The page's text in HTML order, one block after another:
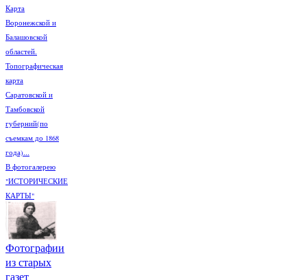
Карта
Воронежской и
Балашовской
областей.
Топографическая
карта
Саратовской и
Тамбовской
губерний(по
съемкам до 1868
года)...
В фотогалерею
"ИСТОРИЧЕСКИЕ
КАРТЫ"
Фотографии
из старых
газет